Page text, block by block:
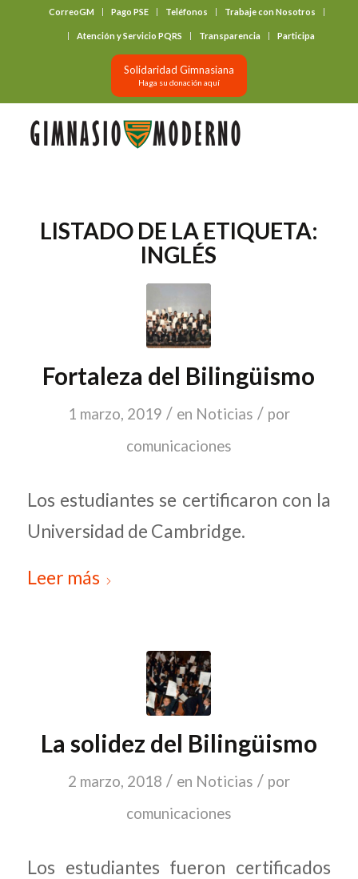
CorreoGM Pago PSE Teléfonos Trabaje con Nosotros
Atención y Servicio PQRS Transparencia Participa
Solidaridad Gimnasiana
Haga su donación aquí
LISTADO DE LA ETIQUETA:
INGLÉS
Fortaleza del Bilingüismo
1 marzo, 2019 / en Noticias / por
comunicaciones
Los estudiantes se certificaron con la
Universidad de Cambridge.
Leer más
La solidez del Bilingüismo
2 marzo, 2018 / en Noticias / por
comunicaciones
Los estudiantes fueron certificados